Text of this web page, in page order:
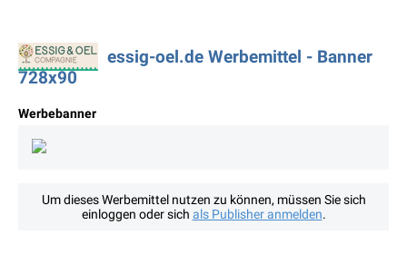
essig-oel.de Werbemittel - Banner
728x90
Werbebanner
Um dieses Werbemittel nutzen zu können, müssen Sie sich
einloggen oder sich als Publisher anmelden.